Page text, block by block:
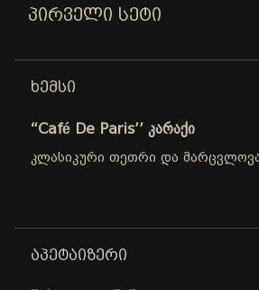
ᲞᲘᲠᲕᲔᲚᲘ ᲡᲔᲢᲘ
ᲮᲔᲛᲡᲘ
“Café De Paris’’ კარაქი
კლასიკური თეთრი და
ᲐᲞᲔᲢᲐᲘᲖᲔᲠᲘ